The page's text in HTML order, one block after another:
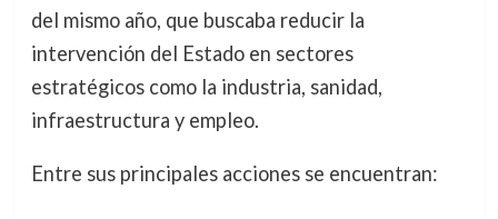
del mismo año, que buscaba reducir la
intervención del Estado en sectores
estratégicos como la industria, sanidad,
infraestructura y empleo.
Entre sus principales acciones se encuentran: